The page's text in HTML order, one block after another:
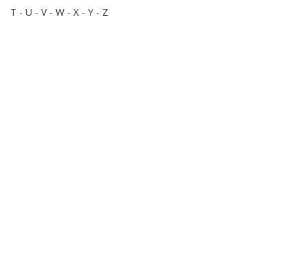
T - U - V- W - X - Y - Z